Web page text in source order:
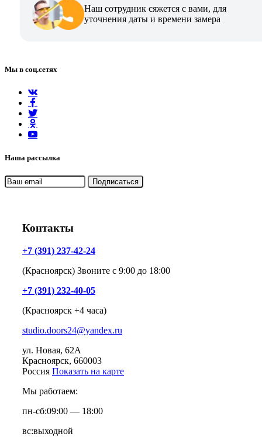
Наш сотрудник сяжется с вами, для
уточнения даты и времени замера
Мы в соц.сетях
Наша рассылка
Контакты
+7 (391) 237-42-24
(Красноярск) Звоните с 9:00 до 18:00
+7 (391) 232-40-05
(Красноярск +4 часа)
studio.doors24@yandex.ru
ул. Новая, 62А
Красноярск, 660003
Россия Показать на карте
Мы работаем:
пн-сб:09:00 — 18:00
вс:выходной